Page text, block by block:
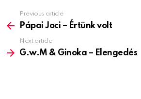
more
Previous article
Pápai Joci – Értünk volt
Next article
G.w.M & Ginoka – Elengedés